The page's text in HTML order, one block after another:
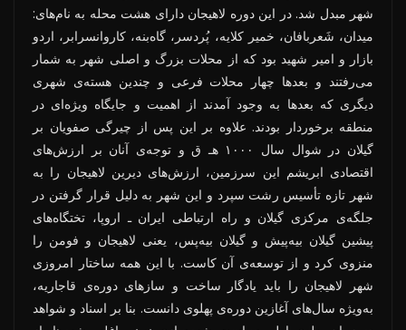
شهر مبدل شد. در این دوره لاهیجان دارای هشت محله به نام‌های:
میدان، شَعربافان، خمیر کلایه، پُردسر، گاه‌بنه، کاروانسرابر، اردو
بازار و امیر شهید بود که از محلات بزرگ و اصلی شهر به شمار
می‌رفتند و بعدها چهار محلات فرعی و چندین هسته‌ی شهری
دیگری که بعدها به وجود آمدند از اهمیت و جایگاه ویژه‌ای در
منطقه برخوردار بودند. علاوه بر این پس از چیرگی صفویان بر
گیلان در شوال سال ۱۰۰۰ هـ ق و توجه‌ی آنان بر ارزش‌های
اقتصادی ابریشم این سرزمین، ارزش‌های دیرین لاهیجان را به
شهر تازه تأسیس رشت سپرد و این شهر به دلیل قرار گرفتن در
جلگه‌ی مرکزی گیلان و راه ارتباطی ایران ـ اروپا، تختگاه‌های
پیشین گیلان بیه‌پیش و گیلان بیه‌پس، یعنی لاهیجان و فومن را
منزوی کرد و از توسعه‌ی آن کاست. با این همه ساختار امروزی
شهر لاهیجان را باید یادگار ساخت و سازهای دوره‌ی قاجاریه،
به‌ویژه سال‌های آغازین دوره‌ی پهلوی دانست. بنا بر اسناد و شواهد